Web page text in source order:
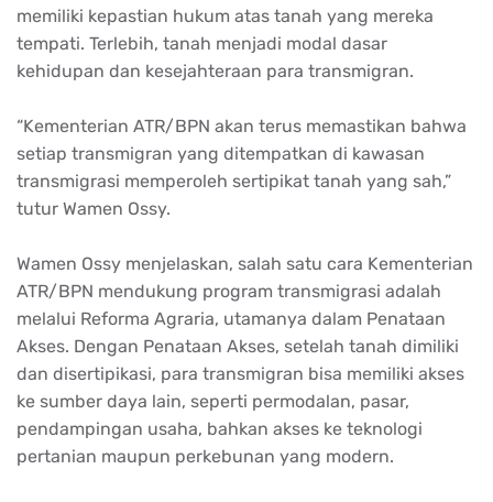
memiliki kepastian hukum atas tanah yang mereka
tempati. Terlebih, tanah menjadi modal dasar
kehidupan dan kesejahteraan para transmigran.
“Kementerian ATR/BPN akan terus memastikan bahwa
setiap transmigran yang ditempatkan di kawasan
transmigrasi memperoleh sertipikat tanah yang sah,”
tutur Wamen Ossy.
Wamen Ossy menjelaskan, salah satu cara Kementerian
ATR/BPN mendukung program transmigrasi adalah
melalui Reforma Agraria, utamanya dalam Penataan
Akses. Dengan Penataan Akses, setelah tanah dimiliki
dan disertipikasi, para transmigran bisa memiliki akses
ke sumber daya lain, seperti permodalan, pasar,
pendampingan usaha, bahkan akses ke teknologi
pertanian maupun perkebunan yang modern.